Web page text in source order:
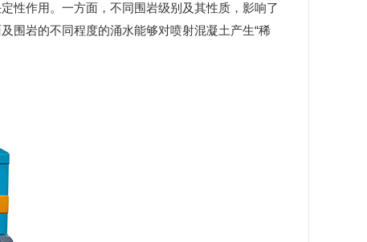
性作用。一方面，不同围岩级别及其性质，影响了
围岩的不同程度的涌水能够对喷射混凝土产生“稀